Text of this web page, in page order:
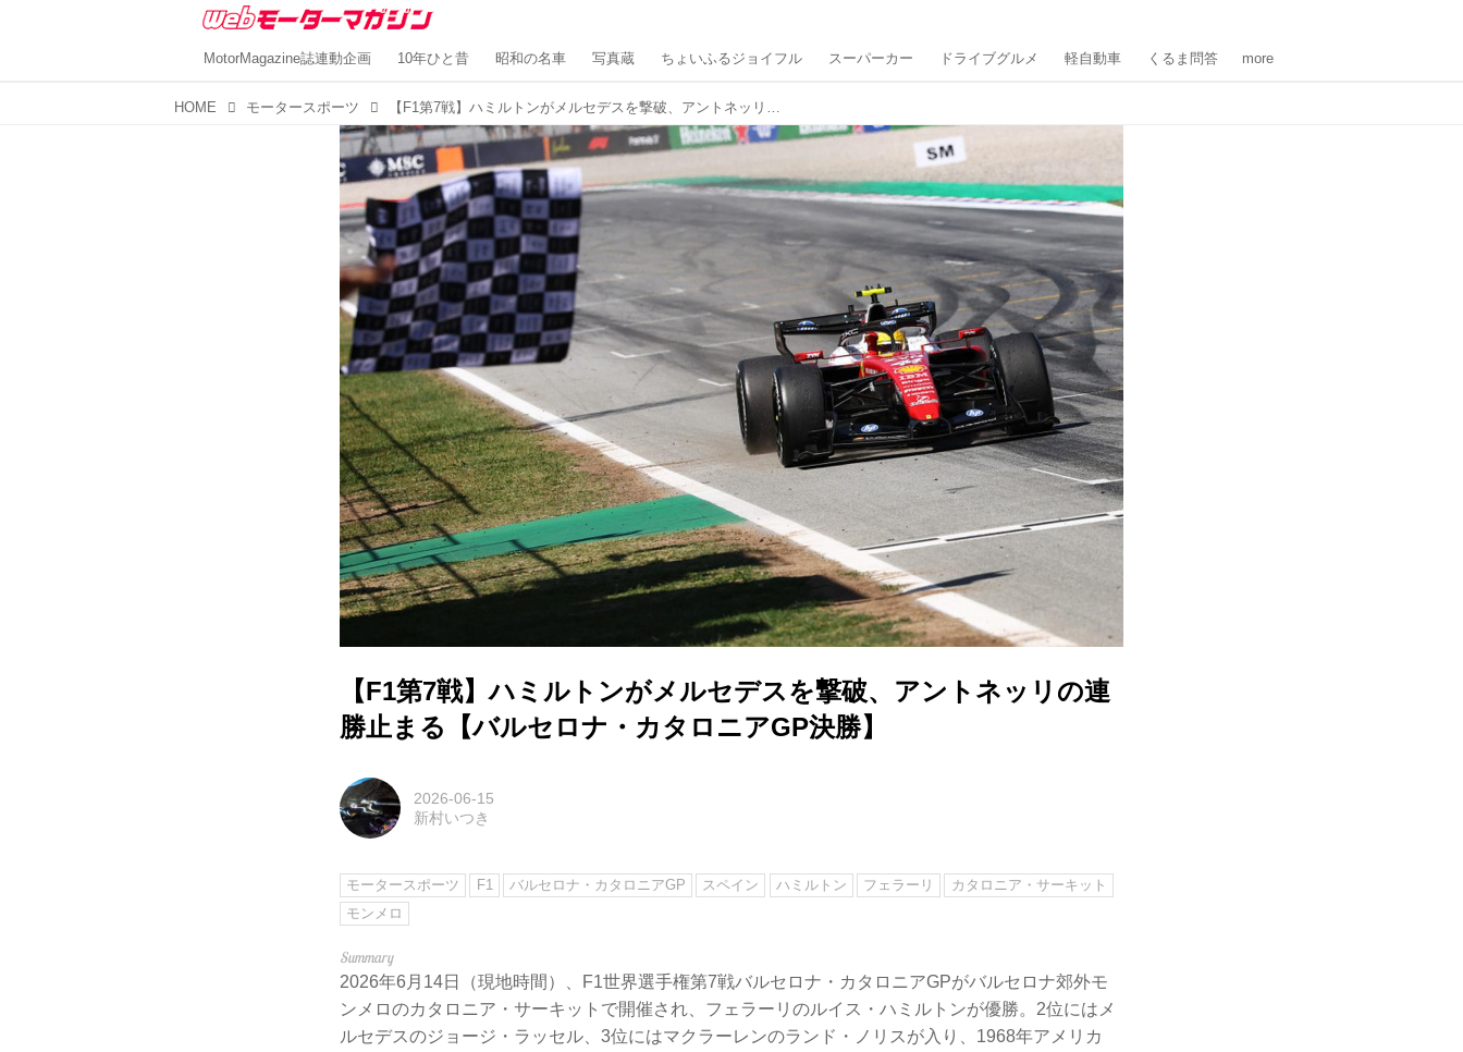
MotorMagazine誌連動企画 10年ひと昔 昭和の名車 写真蔵 ちょいふるジョイフル スーパーカー ドライブグルメ 軽自動車 くるま問答 more
HOME モータースポーツ 【F1第7戦】ハミルトンがメルセデスを撃破、アントネッリの連勝止まる【バルセロナ・カタロニアGP決勝】
【F1第7戦】ハミルトンがメルセデスを撃破、アントネッリの連
勝止まる【バルセロナ・カタロニアGP決勝】
2026-06-15
新村いつき
モータースポーツ F1 バルセロナ・カタロニアGP スペイン ハミルトン フェラーリ
カタロニア・サーキット
モンメロ
2026年6月14日（現地時間）、F1世界選手権第7戦バルセロナ・カタロニアGPがバルセロナ郊外モ
ンメロのカタロニア・サーキットで開催され、フェラーリのルイス・ハミルトンが優勝。2位にはメ
ルセデスのジョージ・ラッセル、3位にはマクラーレンのランド・ノリスが入り、1968年アメリカ